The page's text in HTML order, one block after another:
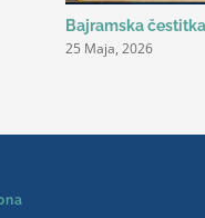
Bajramska
25 Maja, 2026